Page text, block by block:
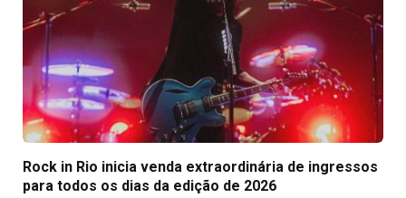
Rock in Rio inicia venda extraordinária de ingressos
para todos os dias da edição de 2026